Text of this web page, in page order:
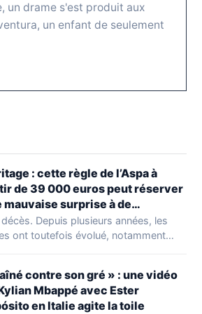
un drame s'est produit aux
un enfant de seulement
: cette règle de l’Aspa à
de 39 000 euros peut réserver
mauvaise surprise à de
familles
Depuis plusieurs années, les
ont toutefois évolué, notamment
contre son gré » : une vidéo
Mbappé avec Ester
en Italie agite la toile